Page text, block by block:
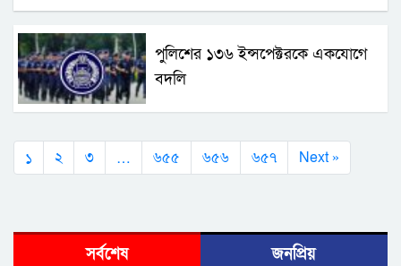
পুলিশের ১৩৬ ইন্সপেক্টরকে একযোগে
বদলি
১ ২ ৩ … ৬৫৫ ৬৫৬ ৬৫৭ Next »
সর্বশেষ জনপ্রিয়